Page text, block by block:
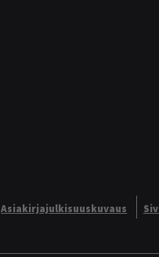
Asiakirjajulkisuuskuvaus